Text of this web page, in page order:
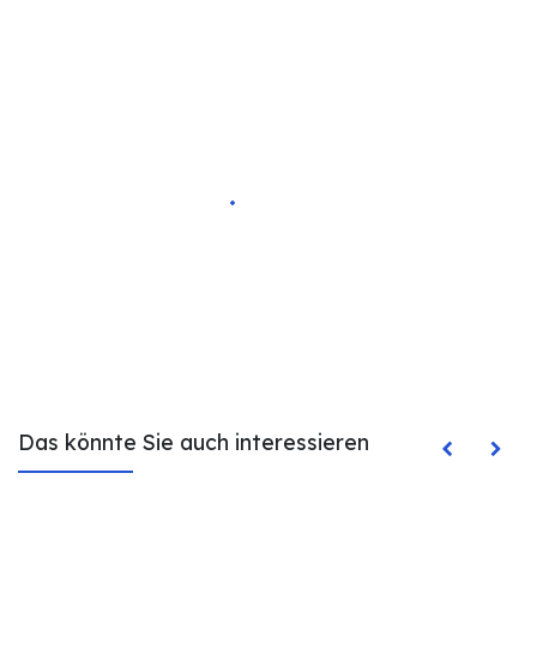
Das könnte Sie auch interessieren